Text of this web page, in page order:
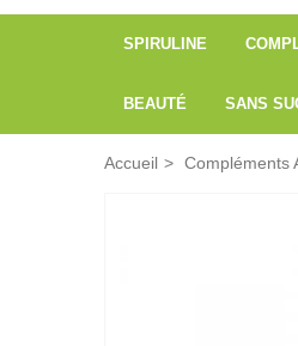
SPIRULINE
BEAUTÉ SANS
Accueil > Compléments